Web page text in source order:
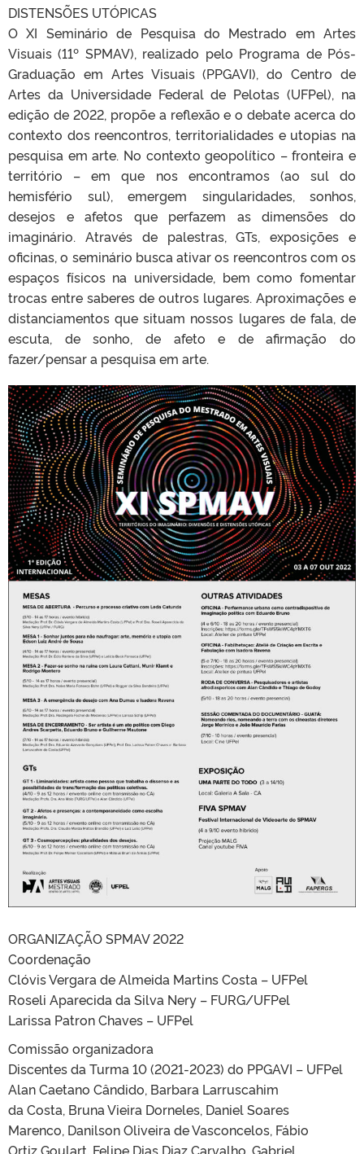
DISTENSÕES UTÓPICAS
O XI Seminário de Pesquisa do Mestrado em Artes
Visuais (11º SPMAV), realizado pelo Programa de Pós-
Graduação em Artes Visuais (PPGAVI), do Centro de
Artes da Universidade Federal de Pelotas (UFPel), na
edição de 2022, propõe a reflexão e o debate acerca do
contexto dos reencontros, territorialidades e utopias na
pesquisa em arte. No contexto geopolítico – fronteira e
território – em que nos encontramos (ao sul do
hemisfério sul), emergem singularidades, sonhos,
desejos e afetos que perfazem as dimensões do
imaginário. Através de palestras, GTs, exposições e
oficinas, o seminário busca ativar os reencontros com os
espaços físicos na universidade, bem como fomentar
trocas entre saberes de outros lugares. Aproximações e
distanciamentos que situam nossos lugares de fala, de
escuta, de sonho, de afeto e de afirmação do
fazer/pensar a pesquisa em arte.
ORGANIZAÇÃO SPMAV 2022
Coordenação
Clóvis Vergara de Almeida Martins Costa – UFPel
Roseli Aparecida da Silva Nery – FURG/UFPel
Larissa Patron Chaves – UFPel
Comissão organizadora
Discentes da Turma 10 (2021-2023) do PPGAVI – UFPel
Alan Caetano Cândido, Barbara Larruscahim
da Costa, Bruna Vieira Dorneles, Daniel Soares
Marenco, Danilson Oliveira de Vasconcelos, Fábio
Ortiz Goulart, Felipe Dias Diaz Carvalho, Gabriel